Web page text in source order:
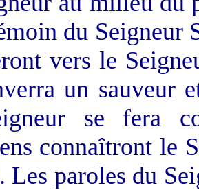
du Seigneur
vers le
un sauveur
se fera
connaîtront le
Les paroles du